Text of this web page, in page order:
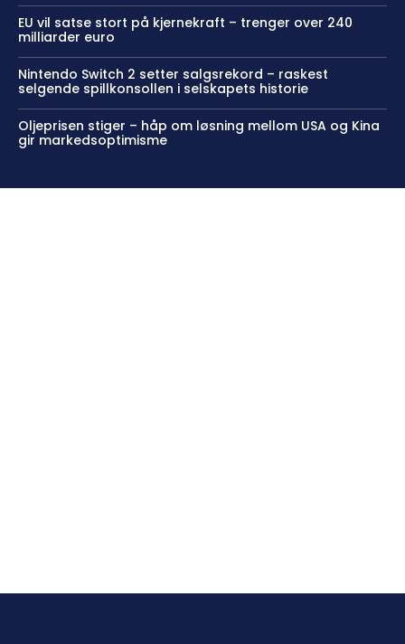
EU vil satse stort på kjernekraft – trenger over 240
milliarder euro
Nintendo Switch 2 setter salgsrekord – raskest
selgende spillkonsollen i selskapets historie
Oljeprisen stiger – håp om løsning mellom USA og Kina
gir markedsoptimisme